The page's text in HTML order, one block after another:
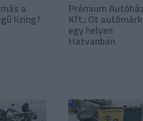
a
lízing?
Prémium
Kft.: Öt
egy helyen
Hatvanban